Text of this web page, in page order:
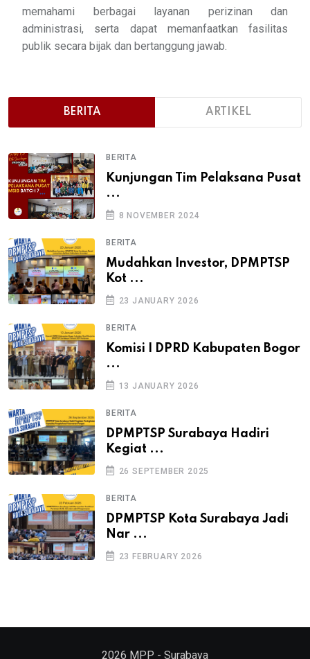
memahami berbagai layanan perizinan dan
administrasi, serta dapat memanfaatkan fasilitas
publik secara bijak dan bertanggung jawab.
BERITA ARTIKEL
BERITA
Kunjungan Tim Pelaksana Pusat
...
8 NOVEMBER 2024
BERITA
Mudahkan Investor, DPMPTSP
Kot ...
23 JANUARY 2026
BERITA
Komisi I DPRD Kabupaten Bogor
...
13 JANUARY 2026
BERITA
DPMPTSP Surabaya Hadiri
Kegiat ...
26 SEPTEMBER 2025
BERITA
DPMPTSP Kota Surabaya Jadi
Nar ...
23 FEBRUARY 2026
2026 MPP - Surabaya